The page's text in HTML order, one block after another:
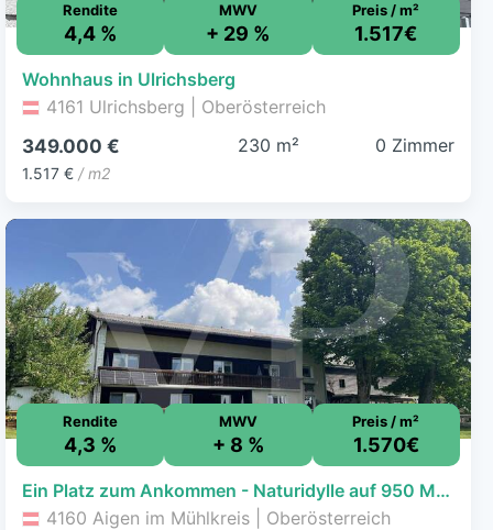
Rendite
4,4 %
MWV
+ 29 %
Preis / m²
1.517€
Wohnhaus in Ulrichsberg
4161 Ulrichsberg | Oberösterreich
349.000 €
1.517 € / m2
230 m² 0 Zimmer
Rendite
4,3 %
MWV
+ 8 %
Preis / m²
1.570€
Ein Platz zum Ankommen - Naturidylle auf 950 Metern
4160 Aigen im Mühlkreis | Oberösterreich